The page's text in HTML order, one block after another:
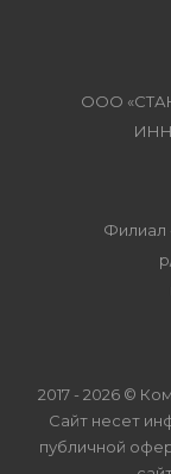
ООО
ИНН
Филиал
2017 - 2026 ©
Сайт несет
публичной